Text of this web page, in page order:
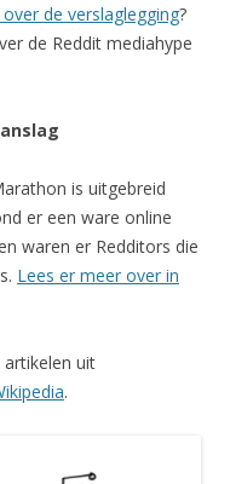
de verslaglegging?
de Reddit mediahype
is uitgebreid
er een ware online
waren er Redditors die
Lees er meer over in
uit
.